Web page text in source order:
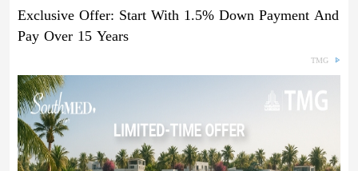
Exclusive Offer: Start With 1.5% Down Payment And
Pay Over 15 Years
TMG